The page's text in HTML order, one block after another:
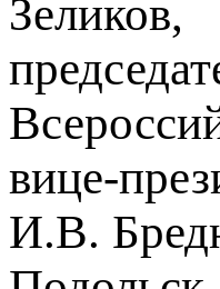
Зеликов,
вице-
И.В.